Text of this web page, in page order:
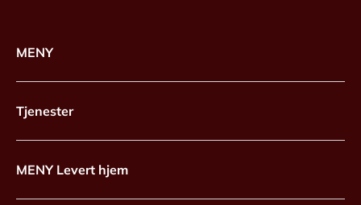
MENY
Tjenester
MENY Levert hjem